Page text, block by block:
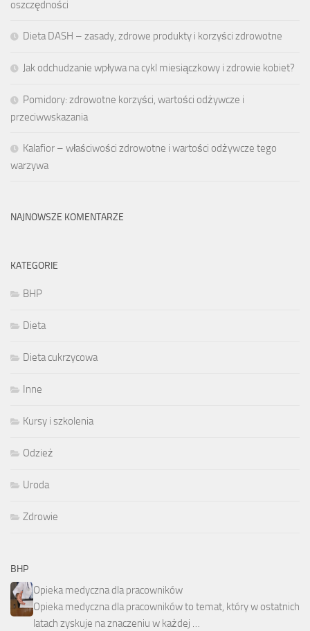
oszczędności
Dieta DASH – zasady, zdrowe produkty i korzyści zdrowotne
Jak odchudzanie wpływa na cykl miesiączkowy i zdrowie kobiet?
Pomidory: zdrowotne korzyści, wartości odżywcze i
przeciwwskazania
Kalafior – właściwości zdrowotne i wartości odżywcze tego
warzywa
NAJNOWSZE KOMENTARZE
KATEGORIE
BHP
Dieta
Dieta cukrzycowa
Inne
Kursy i szkolenia
Odzież
Uroda
Zdrowie
BHP
Opieka medyczna dla pracowników
Opieka medyczna dla pracowników to temat, który w ostatnich
latach zyskuje na znaczeniu w każdej …